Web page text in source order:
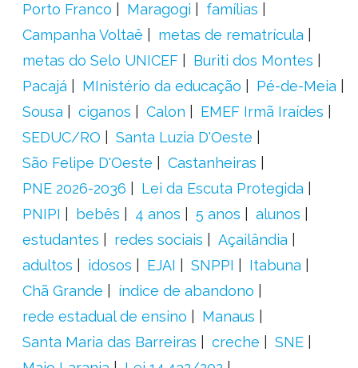
Porto Franco
Maragogi
famílias
Campanha Voltaê
metas de rematrícula
metas do Selo UNICEF
Buriti dos Montes
Pacajá
MInistério da educação
Pé-de-Meia
Sousa
ciganos Calon
EMEF Irmã Iraídes
SEDUC/RO
Santa Luzia D'Oeste
São Felipe D'Oeste
Castanheiras
PNE 2026-2036
Lei da Escuta Protegida
PNIPI
bebês 4 anos 5 anos
alunos
estudantes
redes sociais
Açailândia
adultos
idosos EJAI SNPPI
Itabuna
Chã Grande
índice de abandono
rede estadual de ensino
Manaus
Santa Maria das Barreiras
creche
SNE